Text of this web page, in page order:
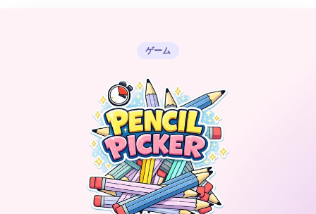
ゲーム